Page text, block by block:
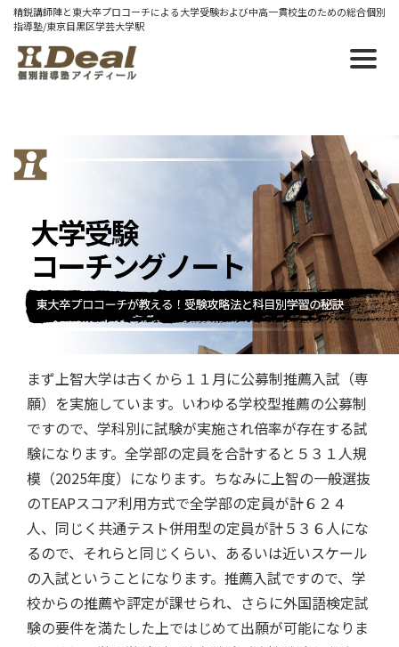
精鋭講師陣と東大卒プロコーチによる大学受験および中高一貫校生のための総合個別
指導塾/東京目黒区学芸大学駅
2025/04/22 火
上智大学推薦入試学部学科別まとめ
上智大学の推薦入試のうち公募制推薦入試とカトリッ
ク高校対象特別入試について、学部学科別の情報を独
自にまとめた表をPDF化して公開します。
上智推薦入試まとめ2025
まず上智大学は古くから１１月に公募制推薦入試（専
願）を実施しています。いわゆる学校型推薦の公募制
ですので、学科別に試験が実施され倍率が存在する試
験になります。全学部の定員を合計すると５３１人規
模（2025年度）になります。ちなみに上智の一般選抜
のTEAPスコア利用方式で全学部の定員が計６２４
人、同じく共通テスト併用型の定員が計５３６人にな
るので、それらと同じくらい、あるいは近いスケール
の入試ということになります。推薦入試ですので、学
校からの推薦や評定が課せられ、さらに外国語検定試
験の要件を満たした上ではじめて出願が可能になりま